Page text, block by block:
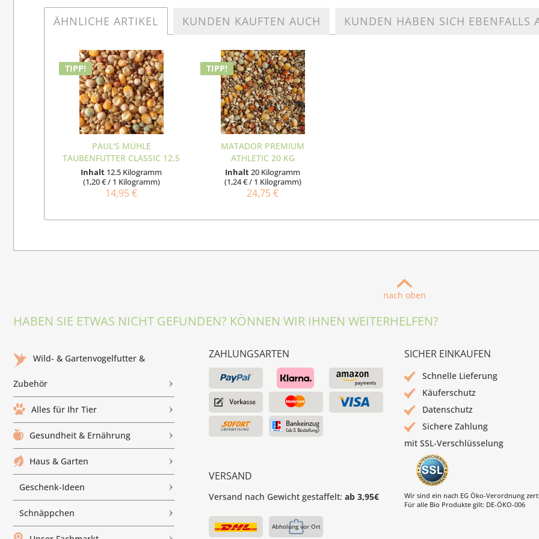
ÄHNLICHE ARTIKEL KUNDEN KAUFTEN AUCH KUNDEN HABEN SICH EBENFALLS
TIPP!
PAUL'S MÜHLE
TAUBENFUTTER CLASSIC 12,5
KG
Inhalt 12.5 Kilogramm
(1,20 € / 1 Kilogramm)
14,95 €
TIPP!
MATADOR PREMIUM
ATHLETIC 20 KG
Inhalt20 Kilogramm
(1,24 € / 1 Kilogramm)
24,75 €
nach oben
HABEN SIE ETWAS NICHT GEFUNDEN? KÖNNEN WIR IHNEN WEITERHELFEN?
Wild- & Gartenvogelfutter &
Zubehör
Alles für Ihr Tier
Gesundheit & Ernährung
Haus & Garten
Geschenk-Ideen
Schnäppchen
ZAHLUNGSARTEN
VERSAND
Versand nach Gewicht gestaffelt: ab 3,95€
Abholung vor Ort
SICHER EINKAUFEN
Schnelle Lieferung
Käuferschutz
Datenschutz
Sichere Zahlung
mit SSL-Verschlüsselung
Wir sind ein nach EG Öko-Verordnung
Für alle Bio Produkte gilt: DE-ÖKO-006